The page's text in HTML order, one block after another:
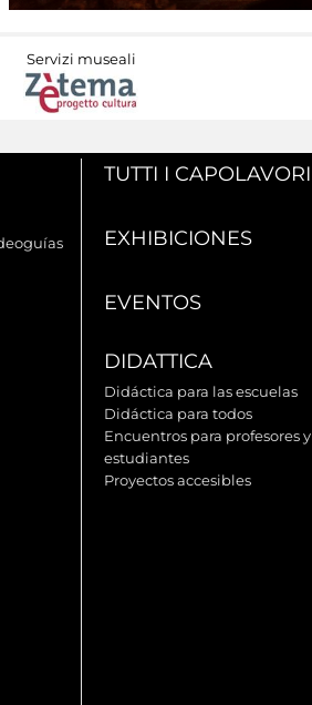
Servizi museali
TUTTI I CAPOLAVORI
EXHIBICIONES
EVENTOS
DIDATTICA
Didáctica para las escuelas
Didáctica para todos
Encuentros para profesores y
estudiantes
Proyectos accesibles